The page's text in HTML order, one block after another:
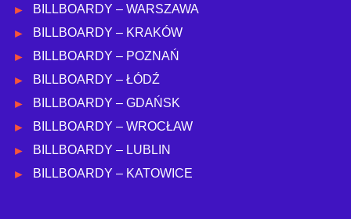
BILLBOARDY – WARSZAWA
BILLBOARDY – KRAKÓW
BILLBOARDY – POZNAŃ
BILLBOARDY – ŁÓDŹ
BILLBOARDY – GDAŃSK
BILLBOARDY – WROCŁAW
BILLBOARDY – LUBLIN
BILLBOARDY – KATOWICE